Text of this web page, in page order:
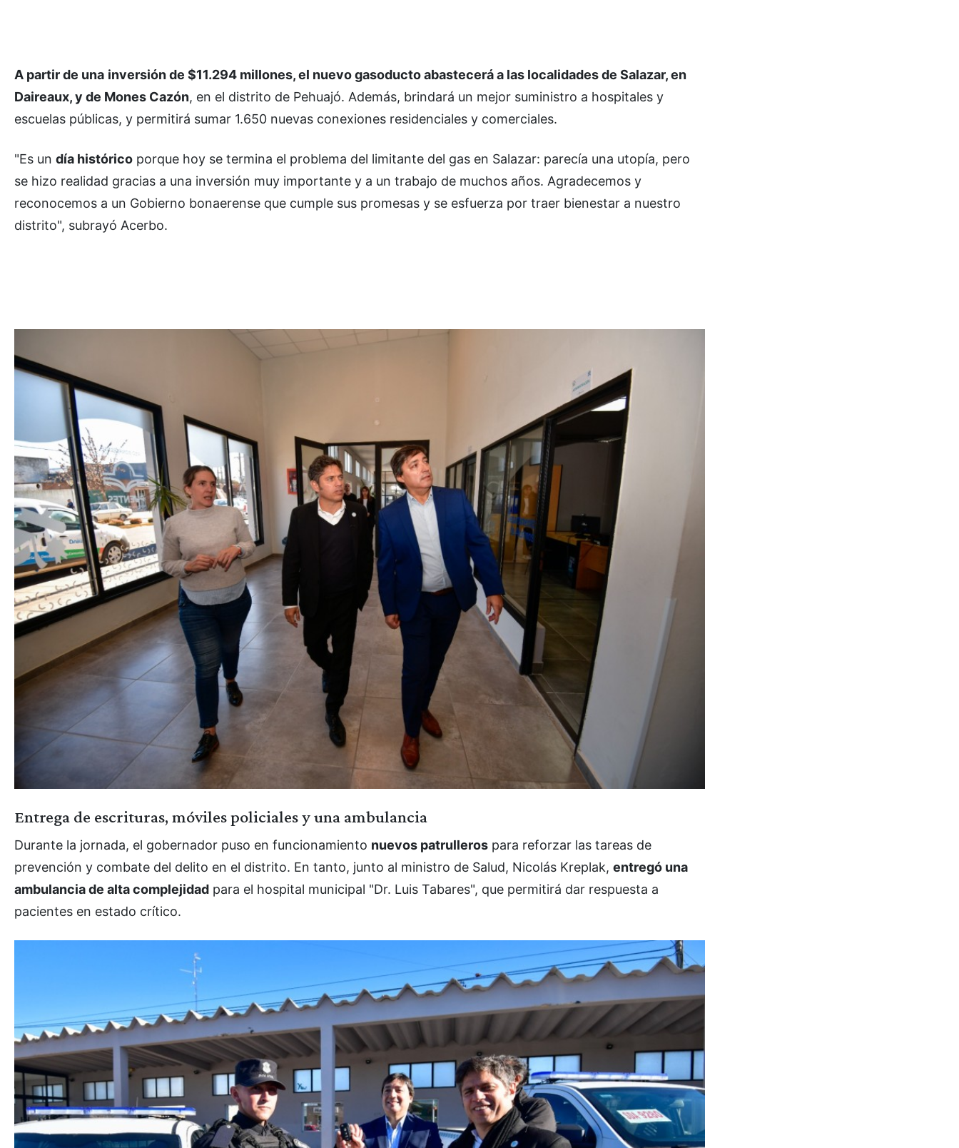
A partir de una inversión de $11.294 millones, el nuevo gasoducto abastecerá a las localidades de Salazar, en
Daireaux, y de Mones Cazón, en el distrito de Pehuajó. Además, brindará un mejor suministro a hospitales y
escuelas públicas, y permitirá sumar 1.650 nuevas conexiones residenciales y comerciales.
"Es un día histórico porque hoy se termina el problema del limitante del gas en Salazar: parecía una utopía, pero
se hizo realidad gracias a una inversión muy importante y a un trabajo de muchos años. Agradecemos y
reconocemos a un Gobierno bonaerense que cumple sus promesas y se esfuerza por traer bienestar a nuestro
distrito", subrayó Acerbo.
Entrega de escrituras, móviles policiales y una ambulancia
Durante la jornada, el gobernador puso en funcionamiento nuevos patrulleros para reforzar las tareas de
prevención y combate del delito en el distrito. En tanto, junto al ministro de Salud, Nicolás Kreplak, entregó una
ambulancia de alta complejidad para el hospital municipal "Dr. Luis Tabares", que permitirá dar respuesta a
pacientes en estado crítico.